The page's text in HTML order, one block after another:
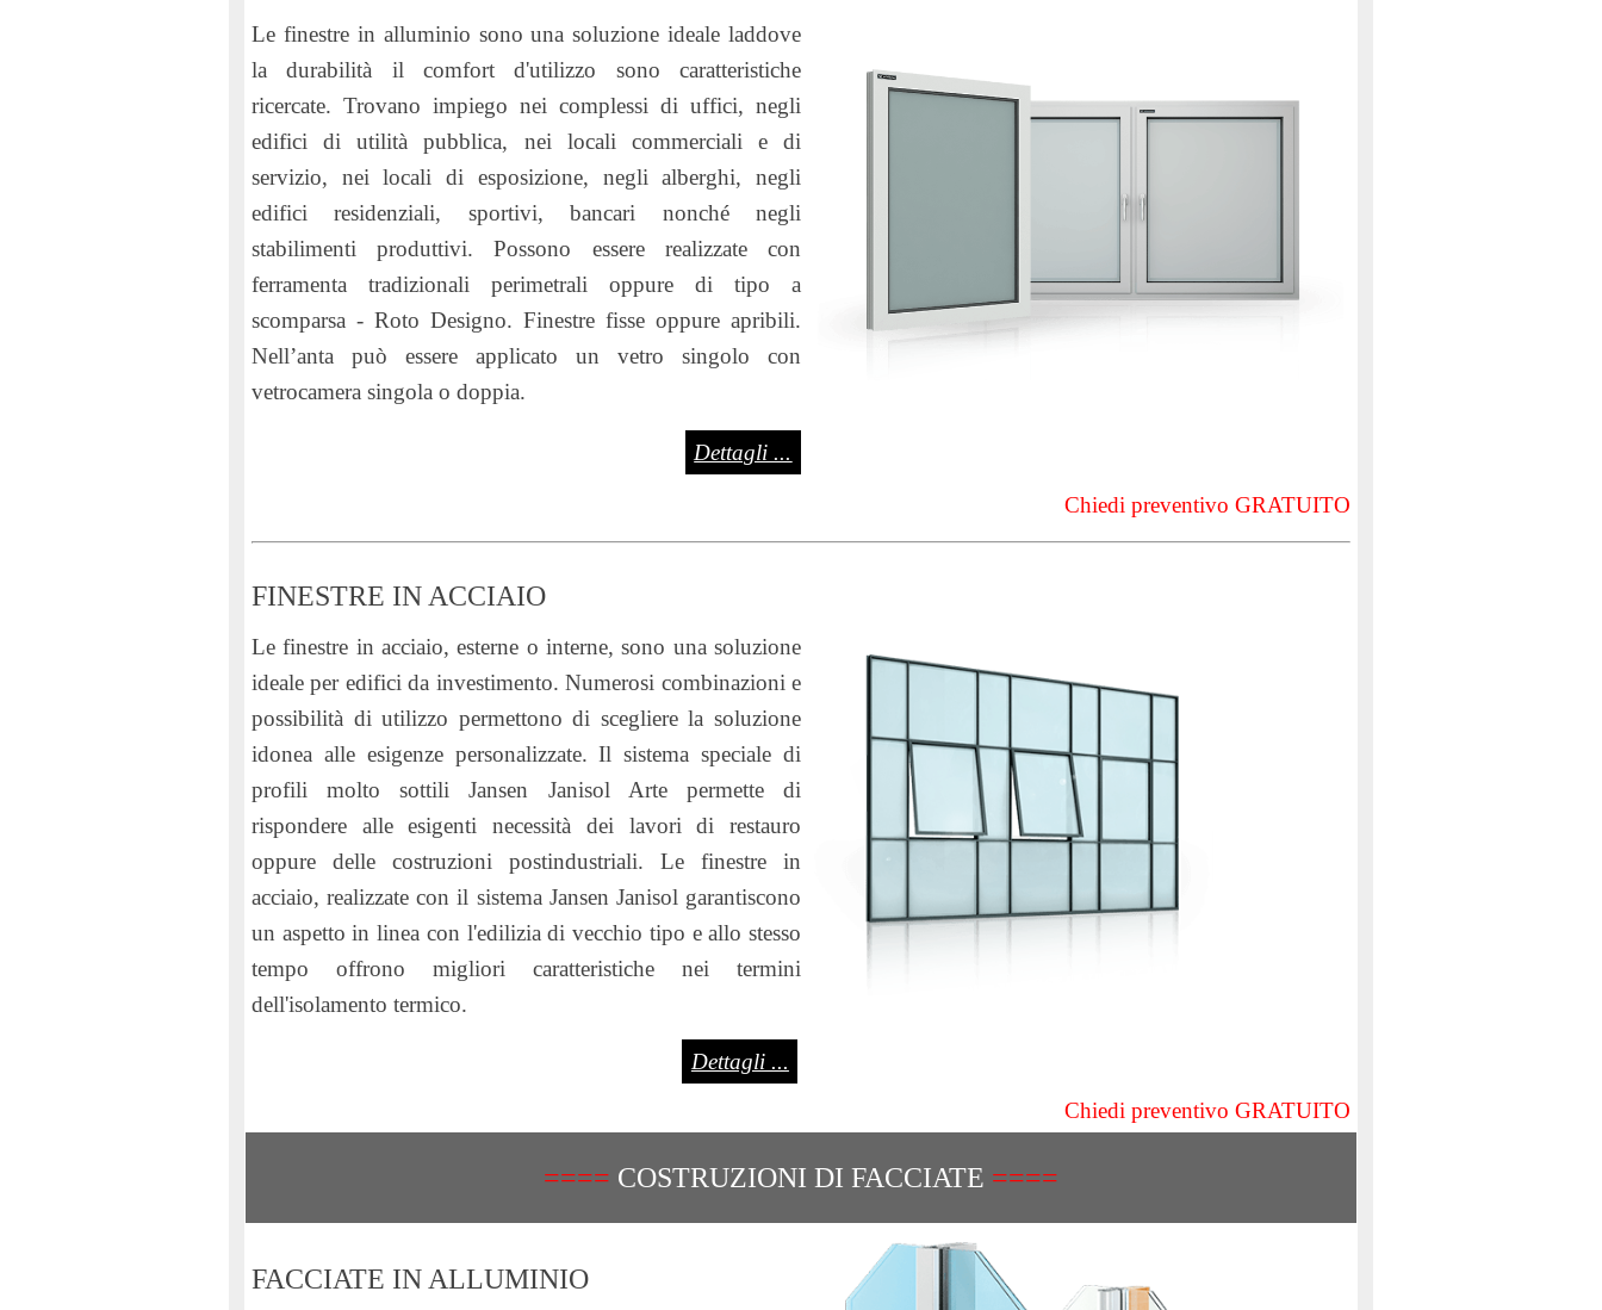
Le finestre in alluminio sono una soluzione ideale laddove
la durabilità il comfort d'utilizzo sono caratteristiche
ricercate. Trovano impiego nei complessi di uffici, negli
edifici di utilità pubblica, nei locali commerciali e di
servizio, nei locali di esposizione, negli alberghi, negli
edifici residenziali, sportivi, bancari nonché negli
stabilimenti produttivi. Possono essere realizzate con
ferramenta tradizionali perimetrali oppure di tipo a
scomparsa - Roto Designo. Finestre fisse oppure apribili.
Nell’anta può essere applicato un vetro singolo con
vetrocamera singola o doppia.
Dettagli ...
Chiedi preventivo GRATUITO
FINESTRE IN ACCIAIO
Le finestre in acciaio, esterne o interne, sono una soluzione
ideale per edifici da investimento. Numerosi combinazioni e
possibilità di utilizzo permettono di scegliere la soluzione
idonea alle esigenze personalizzate. Il sistema speciale di
profili molto sottili Jansen Janisol Arte permette di
rispondere alle esigenti necessità dei lavori di restauro
oppure delle costruzioni postindustriali. Le finestre in
acciaio, realizzate con il sistema Jansen Janisol garantiscono
un aspetto in linea con l'edilizia di vecchio tipo e allo stesso
tempo offrono migliori caratteristiche nei termini
dell'isolamento termico.
Dettagli ...
Chiedi preventivo GRATUITO
==== COSTRUZIONI DI FACCIATE ====
FACCIATE IN ALLUMINIO